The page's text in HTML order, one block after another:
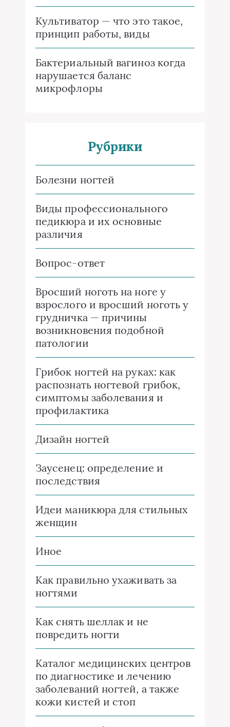
Культиватор — что это такое,
принцип работы, виды
Бактериальный вагиноз когда
нарушается баланс
микрофлоры
Рубрики
Болезни ногтей
Виды профессионального
педикюра и их основные
различия
Вопрос-ответ
Вросший ноготь на ноге у
взрослого и вросший ноготь у
грудничка — причины
возникновения подобной
патологии
Грибок ногтей на руках: как
распознать ногтевой грибок,
симптомы заболевания и
профилактика
Дизайн ногтей
Заусенец: определение и
последствия
Идеи маникюра для стильных
женщин
Иное
Как правильно ухаживать за
ногтями
Как снять шеллак и не
повредить ногти
Каталог медицинских центров
по диагностике и лечению
заболеваний ногтей, а также
кожи кистей и стоп